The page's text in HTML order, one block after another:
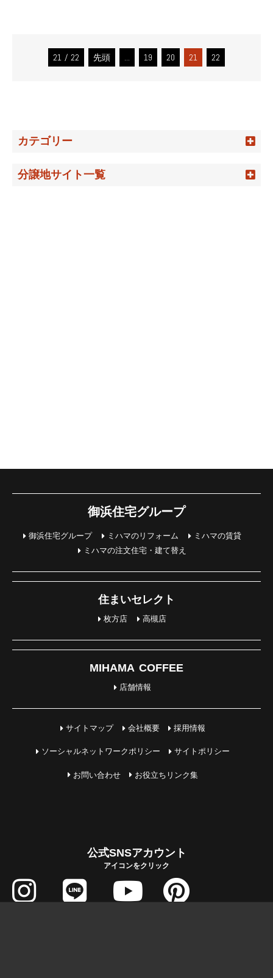
21 / 22 先頭 ... 19 20 21 22
カテゴリー
分譲地サイト一覧
御浜住宅グループ
御浜住宅グループ ミハマのリフォーム
ミハマの賃貸
ミハマの注文住宅・建て替え
住まいセレクト
枚方店 高槻店
MIHAMA COFFEE
店舗情報
サイトマップ 会社概要 採用情報
ソーシャルネットワークポリシー サイトポリシー
お問い合わせ お役立ちリンク集
公式SNSアカウント
アイコンをクリック